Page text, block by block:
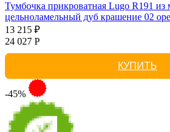
Тумбочка прикроватная Lugo R191 из
цельноламельный дуб крашение 02
13 215 ₽
24 027 Р
КУПИТЬ
-45%